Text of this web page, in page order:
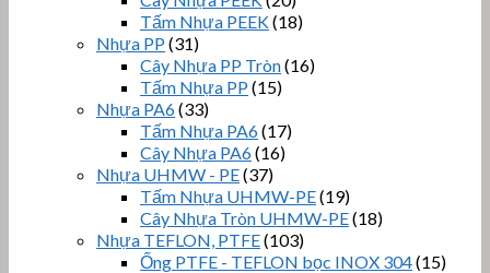
Tấm Nhựa PEEK(18)
Nhựa PP (31)
Cây Nhựa PP Tròn(16)
Tấm Nhựa PP (15)
Nhựa PA6(33)
Tấm Nhựa PA6(17)
Cây Nhựa PA6(16)
Nhựa UHMW - PE(37)
Tấm Nhựa UHMW-PE(19)
Cây Nhựa Tròn UHMW-PE(18)
Nhựa TEFLON, PTFE(103)
Ống PTFE - TEFLON bọc INOX 304(15)